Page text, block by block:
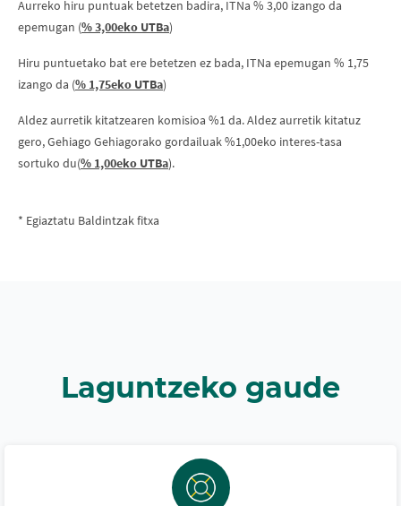
Aurreko hiru puntuak betetzen badira, ITNa % 3,00 izango da
epemugan (% 3,00eko UTBa)
Hiru puntuetako bat ere betetzen ez bada, ITNa epemugan % 1,75
izango da (% 1,75eko UTBa)
Aldez aurretik kitatzearen komisioa %1 da. Aldez aurretik kitatuz
gero, Gehiago Gehiagorako gordailuak %1,00eko interes-tasa
sortuko du(% 1,00eko UTBa).
* Egiaztatu Baldintzak fitxa
Laguntzeko gaude